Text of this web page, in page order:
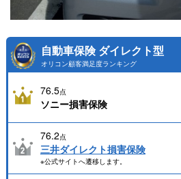
自動車保険 ダイレクト型
オリコン顧客満足度ランキング
76.5点
ソニー損害保険
76.2点
三井ダイレクト損害保険
※公式サイトへ遷移します。